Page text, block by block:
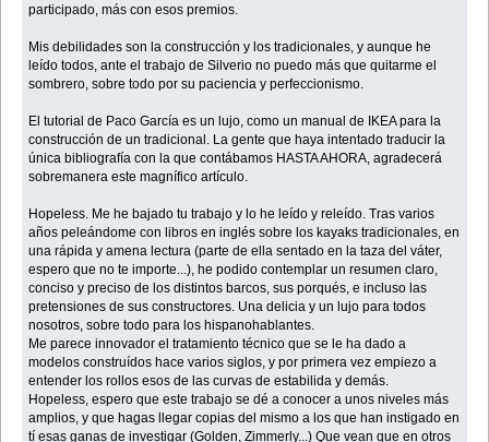
participado, más con esos premios.
Mis debilidades son la construcción y los tradicionales, y aunque he
leído todos, ante el trabajo de Silverio no puedo más que quitarme el
sombrero, sobre todo por su paciencia y perfeccionismo.
El tutorial de Paco García es un lujo, como un manual de IKEA para la
construcción de un tradicional. La gente que haya intentado traducir la
única bibliografía con la que contábamos HASTA AHORA, agradecerá
sobremanera este magnífico artículo.
Hopeless. Me he bajado tu trabajo y lo he leído y releído. Tras varios
años peleándome con libros en inglés sobre los kayaks tradicionales, en
una rápida y amena lectura (parte de ella sentado en la taza del váter,
espero que no te importe...), he podido contemplar un resumen claro,
conciso y preciso de los distintos barcos, sus porqués, e incluso las
pretensiones de sus constructores. Una delicia y un lujo para todos
nosotros, sobre todo para los hispanohablantes.
Me parece innovador el tratamiento técnico que se le ha dado a
modelos construídos hace varios siglos, y por primera vez empiezo a
entender los rollos esos de las curvas de estabilida y demás.
Hopeless, espero que este trabajo se dé a conocer a unos niveles más
amplios, y que hagas llegar copias del mismo a los que han instigado en
tí esas ganas de investigar (Golden, Zimmerly...) Que vean que en otros